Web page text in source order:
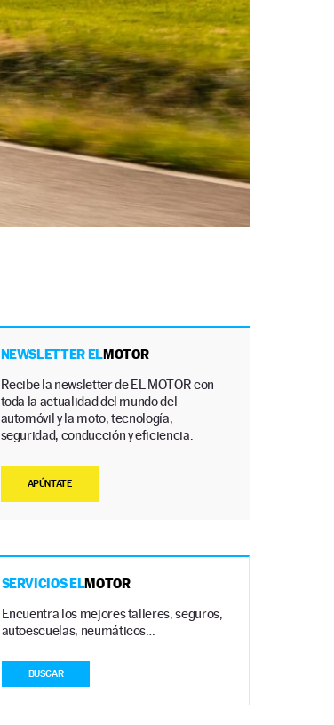
NEWSLETTER ELMOTOR
Recibe la newsletter de EL MOTOR con
toda la actualidad del mundo del
automóvil y la moto, tecnología,
seguridad, conducción y eficiencia.
APÚNTATE
SERVICIOS ELMOTOR
Encuentra los mejores talleres, seguros,
autoescuelas, neumáticos…
BUSCAR